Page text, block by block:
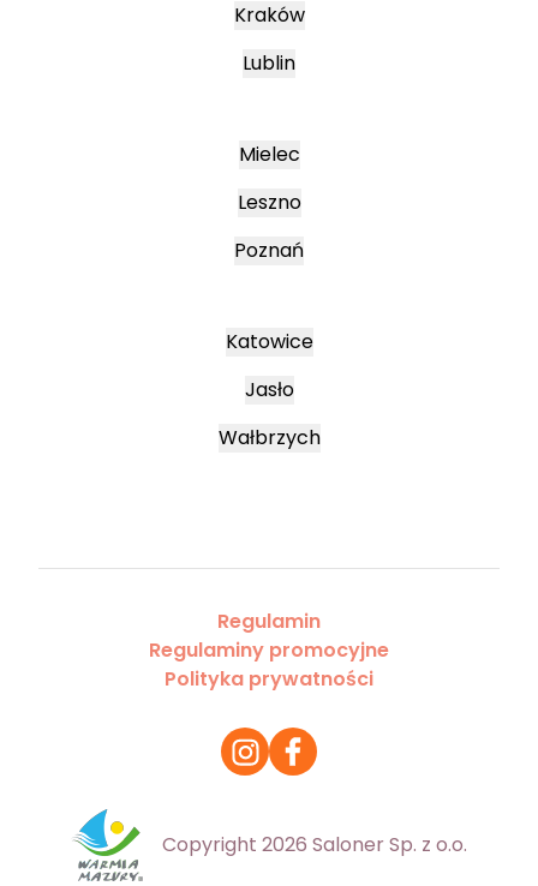
Kraków
Lublin
Mielec
Leszno
Poznań
Katowice
Jasło
Wałbrzych
Regulamin
Regulaminy promocyjne
Polityka prywatności
Copyright 2026 Saloner Sp. z o.o.